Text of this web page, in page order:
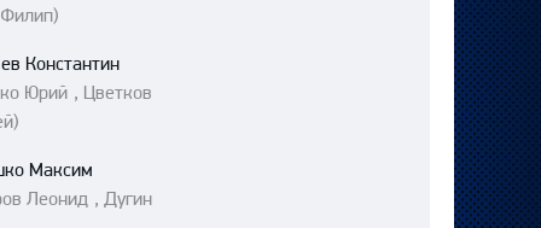
Константин
Юрий , Цветков
Максим
Леонид , Дугин